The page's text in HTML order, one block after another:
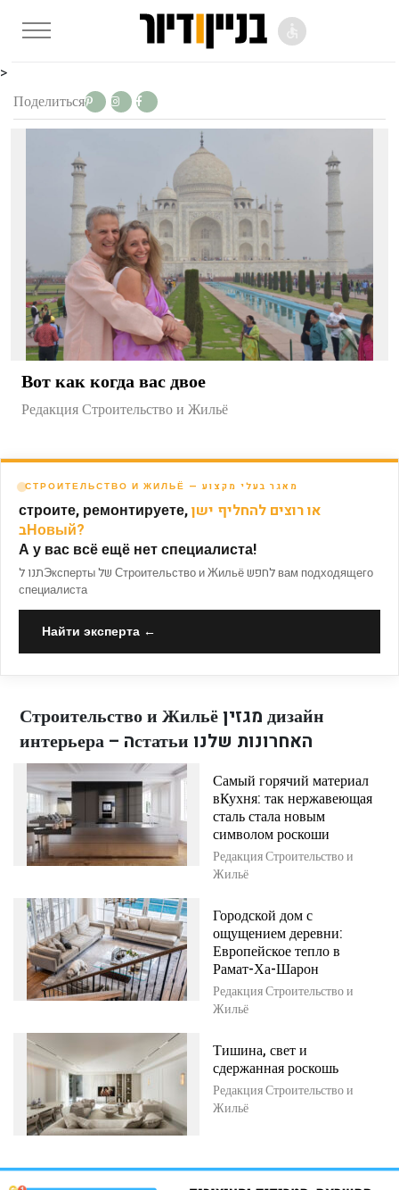
>
Поделиться
Редакция Строительство и Жильё
Вот как когда вас двое
СТРОИТЕЛЬСТВО И ЖИЛЬЁ — מאגר בעלי מקצוע
строите, ремонтируете,או רוצים להחליף ישן
בНовый?
А у вас всё ещё нет специалиста!
תנו לЭксперты של Строительство и Жильё לחפש вам подходящего
специалиста
Найти эксперта ←
Строительство и Жильё מגזין дизайн
интерьера – הстатьи האחרונות שלנו
Самый горячий материал
вКухня: так нержавеющая
сталь стала новым
символом роскоши
Редакция Строительство и
Жильё
Городской дом с
ощущением деревни:
Европейское тепло в
Рамат-Ха-Шарон
Редакция Строительство и
Жильё
Тишина, свет и
сдержанная роскошь
Редакция Строительство и
Жильё